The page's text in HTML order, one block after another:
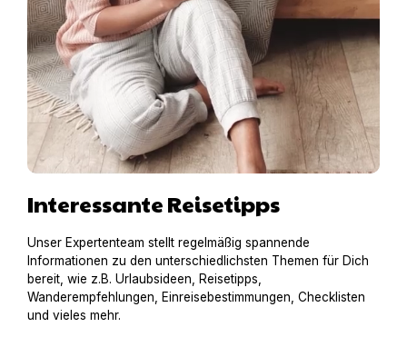
Interessante Reisetipps
Unser Expertenteam stellt regelmäßig spannende
Informationen zu den unterschiedlichsten Themen für Dich
bereit, wie z.B. Urlaubsideen, Reisetipps,
Wanderempfehlungen, Einreisebestimmungen, Checklisten
und vieles mehr.